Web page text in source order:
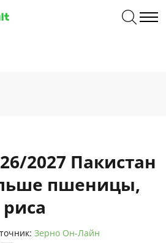
2027 Пакистан
пшеницы,
Зерно Он-Лайн